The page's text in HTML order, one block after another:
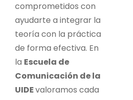
comprometidos con
ayudarte a integrar la
teoría con la práctica
de forma efectiva. En
la Escuela de
Comunicación de la
UIDEvaloramos cada